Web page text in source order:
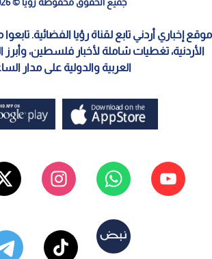
موقع إخباري أردني تابع لقناة رؤيا الفضائية. تابعوا
الأردنية، تغطيات شاملة لأخبار فلسطين، وأبرز
العربية والدولية على مدار